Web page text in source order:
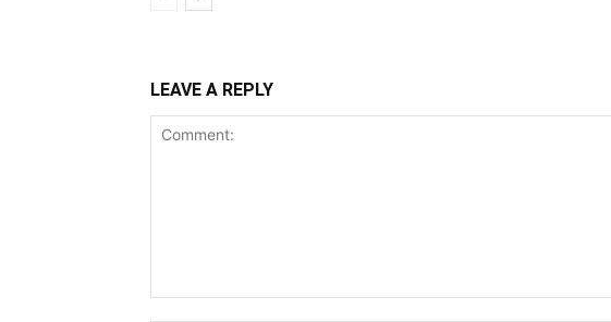
LEAVE A REPLY